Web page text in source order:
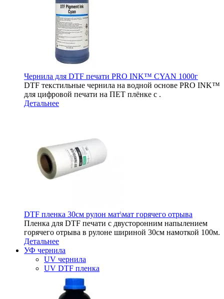
Чернила для DTF печати PRO INK™ CYAN 1000г
DTF текстильные чернила на водной основе PRO INK™
для цифровой печати на ПЕТ плёнке c .
Детальнее
DTF пленка 30см рулон мат\мат горячего отрыва
Пленка для DTF печати с двусторонним напылением
горячего отрыва в рулоне шириной 30см намоткой 100м.
Детальнее
УФ чернила
UV чернила
UV DTF пленка